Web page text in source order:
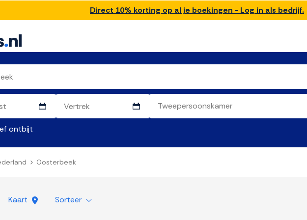
Direct 10% korting op al je boekingen - Log in als bedrijf.
ontbijt
Oosterbeek
Kaart Sorteer